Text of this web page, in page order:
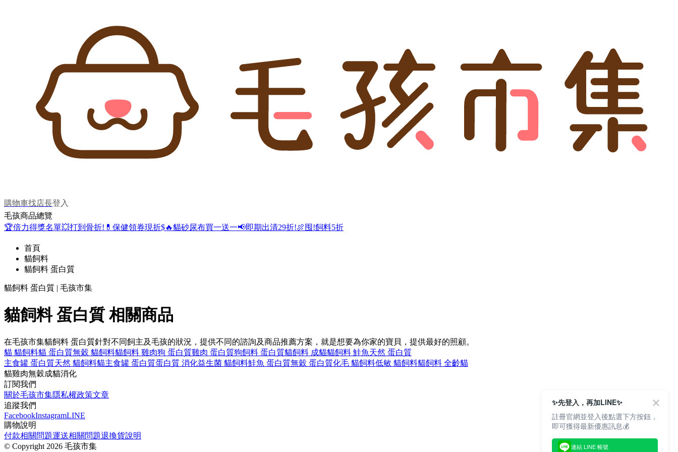
購物車找店長登入
毛孩商品總覽
🏆倍力得獎名單💥打到骨折! 💊保健領券現折$🔥貓砂尿布買一送一📢即期出清29折!🍖囤!飼料5折
首頁
貓飼料
貓飼料 蛋白質
貓飼料 蛋白質 | 毛孩市集
貓飼料 蛋白質 相關商品
在毛孩市集貓飼料 蛋白質針對不同飼主及毛孩的狀況，提供不同的諮詢及商品推薦方案，就是想要為你家的寶貝，提供最好的照顧。
貓 貓飼料貓 蛋白質無穀 貓飼料貓飼料 雞肉狗 蛋白質雞肉 蛋白質狗飼料 蛋白質貓飼料 成貓貓飼料 鮭魚天然 蛋白質
主食罐 蛋白質天然 貓飼料貓主食罐 蛋白質蛋白質 消化益生菌 貓飼料鮭魚 蛋白質無穀 蛋白質化毛 貓飼料低敏 貓飼料貓飼料 全齡貓
貓雞肉無穀成貓消化
訂閱我們
關於毛孩市集隱私權政策文章
追蹤我們
FacebookInstagramLINE
購物說明
付款相關問題運送相關問題退換貨說明
© Copyright 2026 毛孩市集
✨先登入，再加LINE✨
註冊官網並登入後點選下方按鈕，
即可獲得最新優惠訊息💰
連結 LINE 帳號